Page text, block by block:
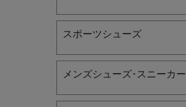
スポーツシューズ
メンズシューズ･スニーカー